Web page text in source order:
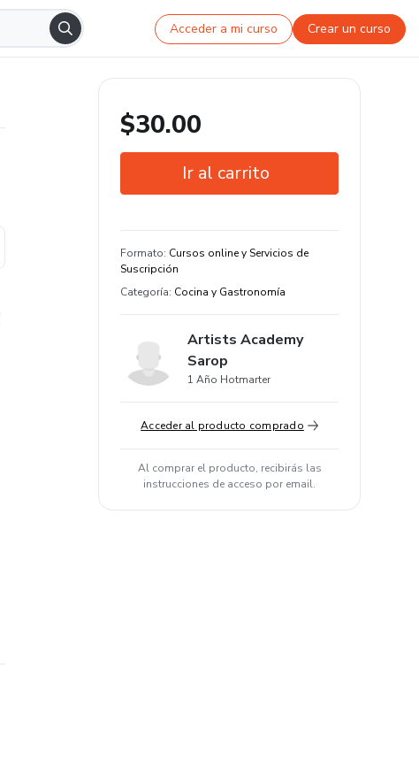
Acceder a mi curso Crear un curso
$30.00
Ir al carrito
Estudia a tu manera y en cualquier
dispositivo
Formato: Cursos online y Servicios de
Suscripción
Categoría: Cocina y Gastronomía
Artists Academy
Sarop
1 Año Hotmarter
Acceder al producto comprado
Al comprar el producto, recibirás las
instrucciones de acceso por email.